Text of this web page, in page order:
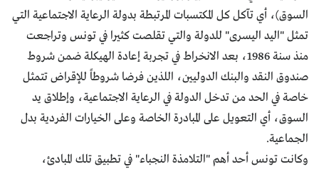
السوق)، أي تآكل كل المكتسبات المرتبطة بدولة الرعاية الاجتماعية التي
تمثل "اليد اليسرى" للدولة والتي تقلصت كثيرا في تونس وتراجعت
منذ سنة 1986، بعد الانخراط في تجربة إعادة الهيكلة ضمن شروط
صندوق النقد والبنك الدوليين، اللذين فرضا شروطاً للإقراض تتمثل
خاصة في الحد من تدخل الدولة في الرعاية الاجتماعية، وإطلاق يد
السوق، أي التعويل على المبادرة الخاصة وعلى الخيارات الفردية بدل
الجماعية.
وكانت تونس أحد أهم "التلامذة النجباء" في تطبيق تلك المبادئ،